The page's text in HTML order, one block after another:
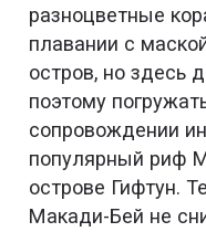
разноцветные
плавании с
остров, но здесь
поэтому
сопровождении
популярный риф
острове Гифтун.
Макади-Бей не